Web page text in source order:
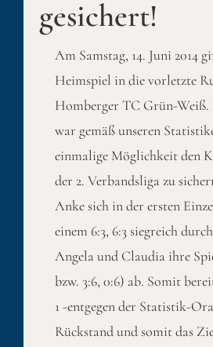
gesichert!
Am Samstag, 14. Juni 2014
Heimspiel in die vorletzte
Homberger TC Grün-Weiß.
war gemäß unseren
einmalige Möglichkeit den
der 2. Verbandsliga zu
Anke sich in der ersten
einem 6:3, 6:3 siegreich
Angela und Claudia ihre
bzw. 3:6, 0:6) ab. Somit
1 -entgegen der Statistik-
Rückstand und somit das